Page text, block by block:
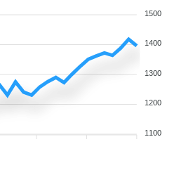
1500
1400
1300
1200
1100